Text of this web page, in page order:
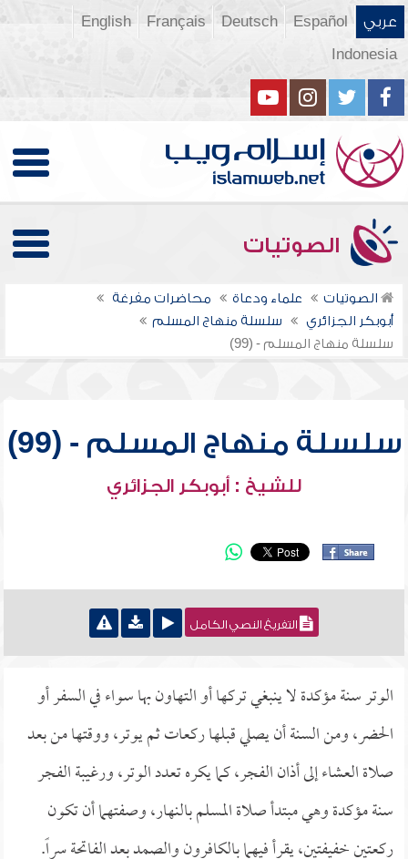
عربي Español
Deutsch
Français
English
Indonesia
الصوتيات
الصوتيات علماء ودعاة
محاضرات مفرغة
أبوبكر الجزائري
سلسلة منهاج المسلم
سلسلة منهاج المسلم - (99)
سلسلة منهاج المسلم - (99)
للشيخ : أبوبكر الجزائري
التفريغ النصي الكامل
الوتر سنة مؤكدة لا ينبغي تركها أو التهاون بها سواء في السفر أو
الحضر، ومن السنة أن يصلي قبلها ركعات ثم يوتر، ووقتها من بعد
صلاة العشاء إلى أذان الفجر، كما يكره تعدد الوتر، ورغيبة الفجر
سنة مؤكدة وهي مبتدأ صلاة المسلم بالنهار، وصفتهما أن تكون
ركعتين خفيفتين، يقرأ فيهما بالكافرون والصمد بعد الفاتحة سراً.